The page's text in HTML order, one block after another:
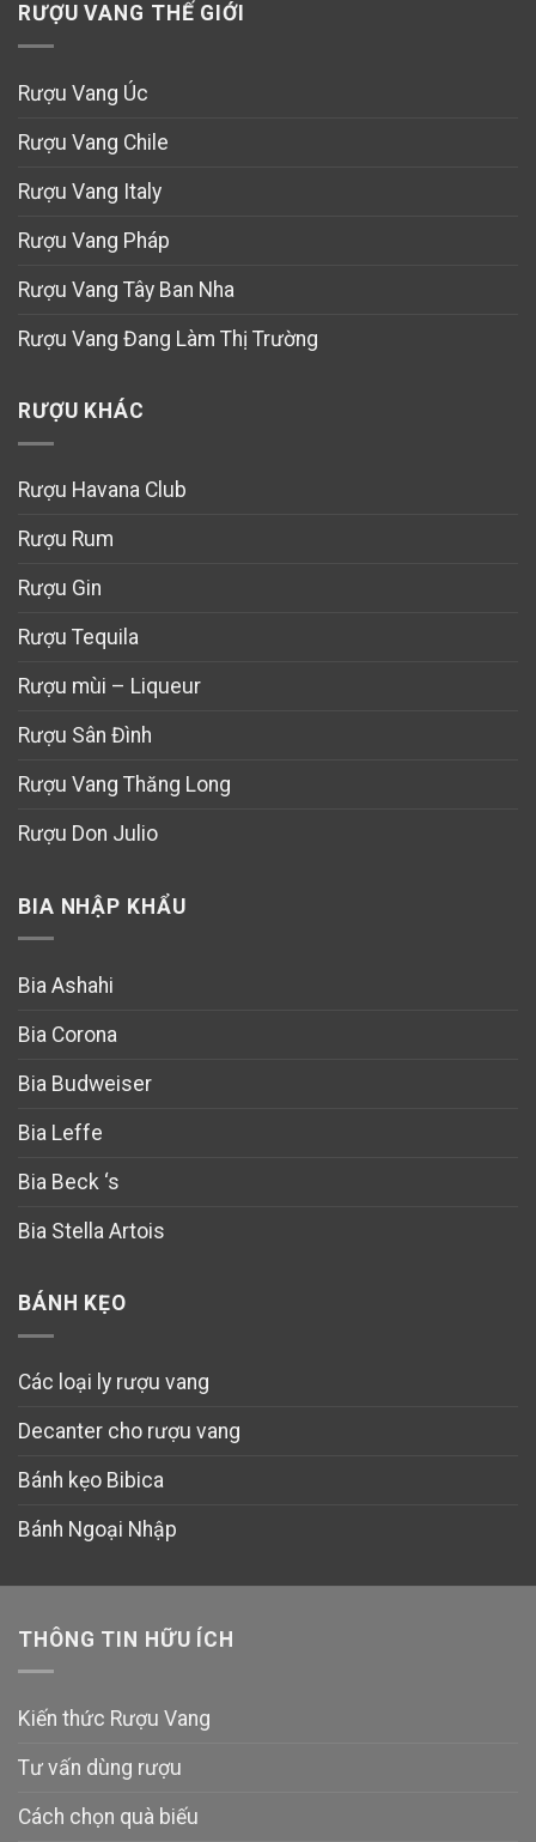
RƯỢU VANG THẾ GIỚI
Rượu Vang Úc
Rượu Vang Chile
Rượu Vang Italy
Rượu Vang Pháp
Rượu Vang Tây Ban Nha
Rượu Vang Đang Làm Thị Trường
RƯỢU KHÁC
Rượu Havana Club
Rượu Rum
Rượu Gin
Rượu Tequila
Rượu mùi – Liqueur
Rượu Sân Đình
Rượu Vang Thăng Long
Rượu Don Julio
BIA NHẬP KHẨU
Bia Ashahi
Bia Corona
Bia Budweiser
Bia Leffe
Bia Beck ‘s
Bia Stella Artois
BÁNH KẸO
Các loại ly rượu vang
Decanter cho rượu vang
Bánh kẹo Bibica
Bánh Ngoại Nhập
THÔNG TIN HỮU ÍCH
Kiến thức Rượu Vang
Tư vấn dùng rượu
Cách chọn quà biếu